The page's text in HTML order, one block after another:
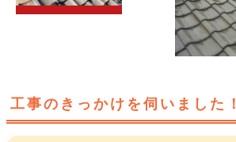
工事のきっかけを伺いました！